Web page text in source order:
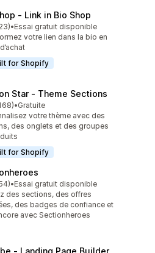
‑ Link in Bio Shop
sur 5
au total
•Essai gratuit disponible
votre lien dans la bio en
for Shopify
Star ‑ Theme Sections
sur 5
au total
•Gratuite
votre thème avec des
des onglets et des groupes
for Shopify
sur 5
au total
•Essai gratuit disponible
des sections, des offres
des badges de confiance et
avec Sectionheroes